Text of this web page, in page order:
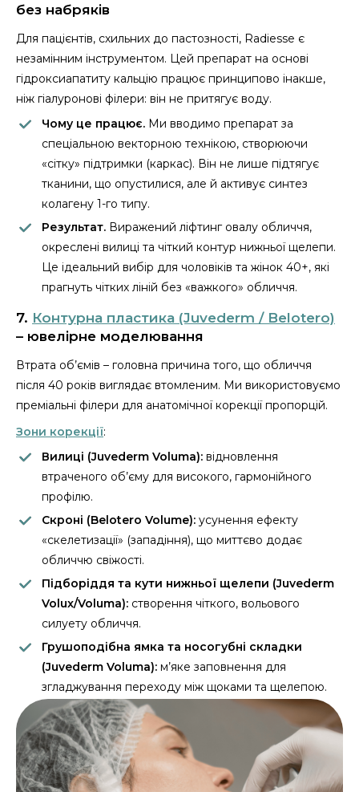
без набряків
Для пацієнтів, схильних до пастозності, Radiesse є
незамінним інструментом. Цей препарат на основі
гідроксиапатиту кальцію працює принципово інакше,
ніж гіалуронові філери: він не притягує воду.
Чому це працює. Ми вводимо препарат за
спеціальною векторною технікою, створюючи
«сітку» підтримки (каркас). Він не лише підтягує
тканини, що опустилися, але й активує синтез
колагену 1-го типу.
Результат. Виражений ліфтинг овалу обличчя,
окреслені вилиці та чіткий контур нижньої щелепи.
Це ідеальний вибір для чоловіків та жінок 40+, які
прагнуть чітких ліній без «важкого» обличчя.
7. Контурна пластика (Juvederm / Belotero)
– ювелірне моделювання
Втрата об’ємів – головна причина того, що обличчя
після 40 років виглядає втомленим. Ми використовуємо
преміальні філери для анатомічної корекції пропорцій.
Зони корекції:
Вилиці (Juvederm Voluma): відновлення
втраченого об’єму для високого, гармонійного
профілю.
Скроні (Belotero Volume): усунення ефекту
«скелетизації» (западіння), що миттєво додає
обличчю свіжості.
Підборіддя та кути нижньої щелепи (Juvederm
Volux/Voluma): створення чіткого, вольового
силуету обличчя.
Грушоподібна ямка та носогубні складки
(Juvederm Voluma): м’яке заповнення для
згладжування переходу між щоками та щелепою.